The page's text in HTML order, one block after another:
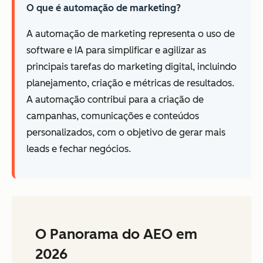
O que é automação de marketing?
A automação de marketing representa o uso de
software e IA para simplificar e agilizar as
principais tarefas do marketing digital, incluindo
planejamento, criação e métricas de resultados.
A automação contribui para a criação de
campanhas, comunicações e conteúdos
personalizados, com o objetivo de gerar mais
leads e fechar negócios.
O Panorama do AEO em
2026